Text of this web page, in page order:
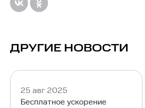
ДРУГИЕ НОВОСТИ
25 авг 2025
Бесплатное ускорение